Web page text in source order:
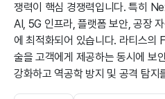
쟁력이 핵심 경쟁력입니다. 특히
AI, 5G 인프라, 플랫폼 보안, 공장
에 최적화되어 있습니다. 라티스의
술을 고객에게 제공하는 동시에 보
강화하고 역공학 방지 및 공격 탐지